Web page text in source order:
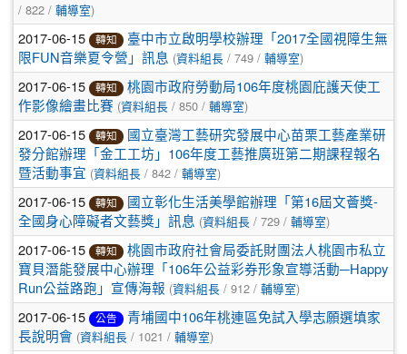
/ 822 / 輔導室)
2017-06-15 轉知
臺中市立啟明學校辦理「2017全國視障生無
限FUN音樂夏令營」訊息 (資料組長 / 749 / 輔導室)
2017-06-15 轉知
桃園市政府勞動局106年度桃園庇護天使工
作影像繪畫比賽 (資料組長 / 850 / 輔導室)
2017-06-15 轉知
國立臺灣工藝研究發展中心苗栗工藝產業研
發分館辦理「金工工坊」106年度工藝推廣班第二期課程報名
暨活動事宜 (資料組長 / 842 / 輔導室)
2017-06-15 轉知
國立彰化生活美學館辦理「第16屆文薈獎-
全國身心障礙者文藝獎」訊息 (資料組長 / 729 / 輔導室)
2017-06-15 轉知
桃園市政府社會局委託財團法人桃園市私立
寶貝潛能發展中心辦理「106年公益彩券形象宣導活動─Happy
Run公益路跑」宣傳海報 (資料組長 / 912 / 輔導室)
2017-06-15 公告
青埔國中106年桃連區免試入學志願選填家
長說明會 (資料組長 / 1021 / 輔導室)